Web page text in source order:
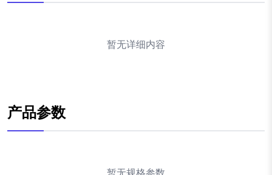
暂无详细内容
产品参数